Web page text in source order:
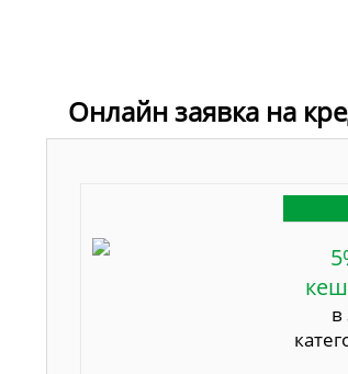
Онлайн заявка на
в